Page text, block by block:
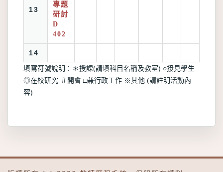
13
專題
研討
D
402
14
填寫符號說明：＊授課(請填科目名稱及教室) ○接見學生
◎在校研究 ＃開會 □兼行政工作 ※其他 (請註明活動內
容)